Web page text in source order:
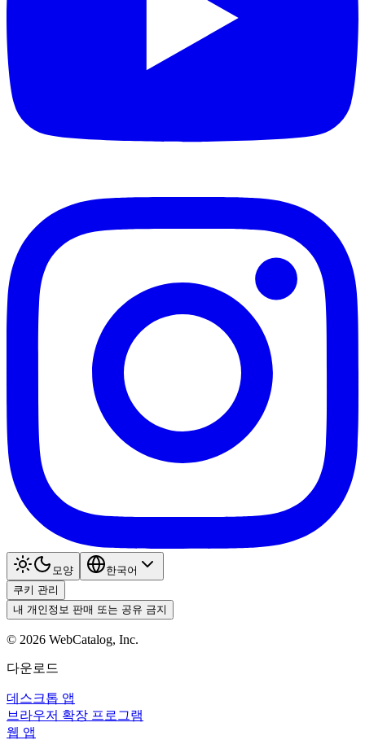
모양
한국어
쿠키 관리
내 개인정보 판매 또는 공유 금지
© 2026 WebCatalog, Inc.
다운로드
데스크톱 앱
브라우저 확장 프로그램
웹 앱